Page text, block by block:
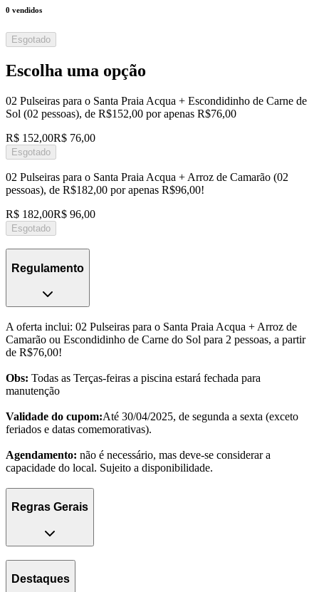
0 vendidos
Esgotado
Escolha uma opção
02 Pulseiras para o Santa Praia Acqua + Escondidinho de Carne de
Sol (02 pessoas), de R$152,00 por apenas R$76,00
R$ 152,00R$ 76,00
Esgotado
02 Pulseiras para o Santa Praia Acqua + Arroz de Camarão (02
pessoas), de R$182,00 por apenas R$96,00!
R$ 182,00R$ 96,00
Esgotado
Regulamento
A oferta inclui: 02 Pulseiras para o Santa Praia Acqua + Arroz de
Camarão ou Escondidinho de Carne do Sol para 2 pessoas, a partir
de R$76,00!
Obs: Todas as Terças-feiras a piscina estará fechada para
manutenção
Validade do cupom:Até 30/04/2025, de segunda a sexta (exceto
feriados e datas comemorativas).
Agendamento: não é necessário, mas deve-se considerar a
capacidade do local. Sujeito a disponibilidade.
Regras Gerais
Destaques